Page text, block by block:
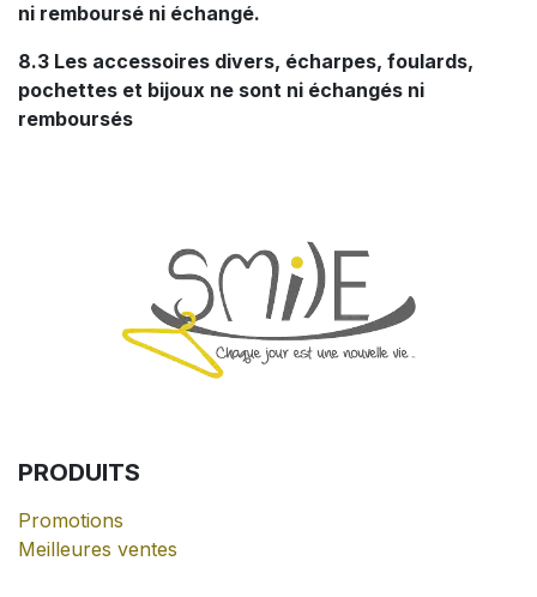
ni remboursé ni échangé.
8.3 Les accessoires divers, écharpes, foulards,
pochettes et bijoux ne sont ni échangés ni
remboursés
PRODUITS
Promotions
Meilleures ventes